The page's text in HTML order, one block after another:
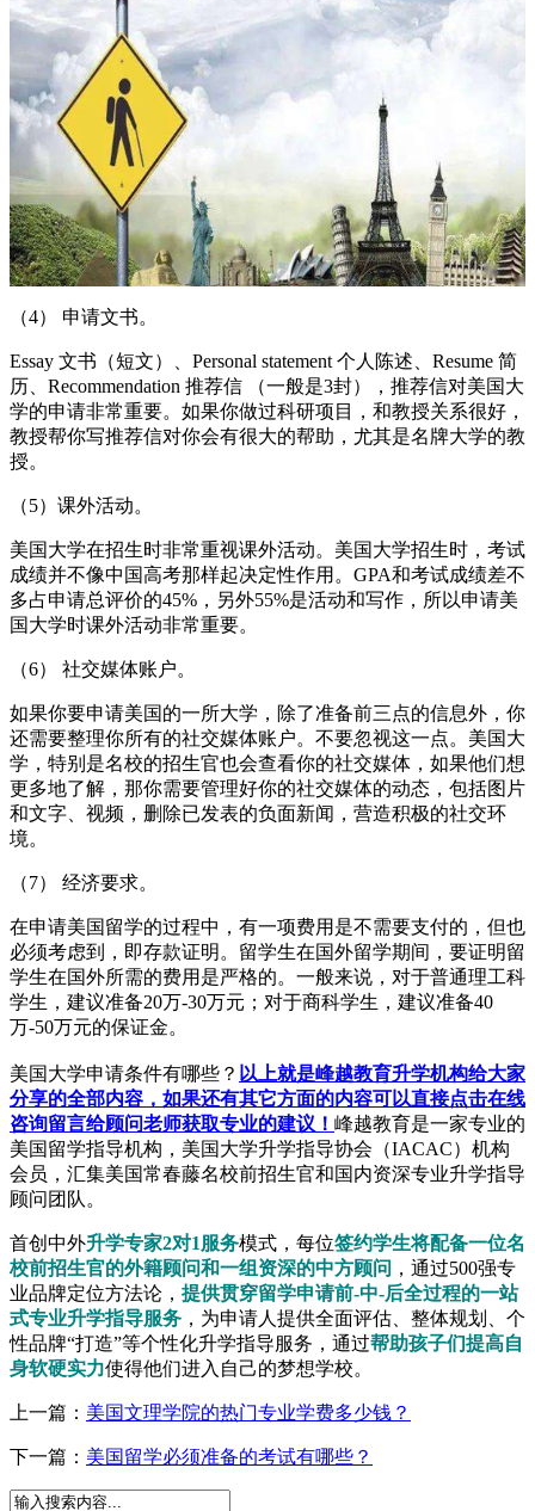
（4） 申请文书。
Essay 文书（短文）、Personal statement 个人陈述、Resume 简
历、Recommendation 推荐信 （一般是3封），推荐信对美国大
学的申请非常重要。如果你做过科研项目，和教授关系很好，
教授帮你写推荐信对你会有很大的帮助，尤其是名牌大学的教
授。
（5）课外活动。
美国大学在招生时非常重视课外活动。美国大学招生时，考试
成绩并不像中国高考那样起决定性作用。GPA和考试成绩差不
多占申请总评价的45%，另外55%是活动和写作，所以申请美
国大学时课外活动非常重要。
（6） 社交媒体账户。
如果你要申请美国的一所大学，除了准备前三点的信息外，你
还需要整理你所有的社交媒体账户。不要忽视这一点。美国大
学，特别是名校的招生官也会查看你的社交媒体，如果他们想
更多地了解，那你需要管理好你的社交媒体的动态，包括图片
和文字、视频，删除已发表的负面新闻，营造积极的社交环
境。
（7） 经济要求。
在申请美国留学的过程中，有一项费用是不需要支付的，但也
必须考虑到，即存款证明。留学生在国外留学期间，要证明留
学生在国外所需的费用是严格的。一般来说，对于普通理工科
学生，建议准备20万-30万元；对于商科学生，建议准备40
万-50万元的保证金。
美国大学申请条件有哪些？ 以上就是峰越教育升学机构给大家
分享的全部内容，如果还有其它方面的内容可以直接点击在线
咨询留言给顾问老师获取专业的建议！ 峰越教育是一家专业的
美国留学指导机构，美国大学升学指导协会（IACAC）机构
会员，汇集美国常春藤名校前招生官和国内资深专业升学指导
顾问团队。
首创中外升学专家2对1服务模式，每位签约学生将配备一位名
校前招生官的外籍顾问和一组资深的中方顾问 ，通过500强专
业品牌定位方法论， 提供贯穿留学申请前-中-后全过程的一站
式专业升学指导服务 ，为申请人提供全面评估、整体规划、个
性品牌“打造”等个性化升学指导服务，通过帮助孩子们提高自
身软硬实力使得他们进入自己的梦想学校。
上一篇： 美国文理学院的热门专业学费多少钱？
下一篇： 美国留学必须准备的考试有哪些？